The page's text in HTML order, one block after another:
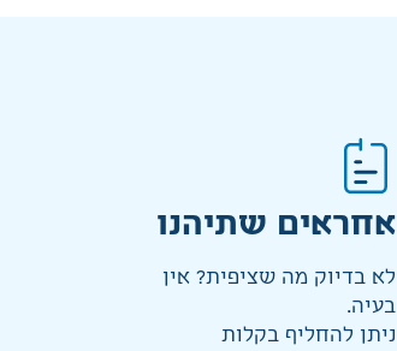
אחראים שתיהנו
לא בדיוק מה שציפית? אין
בעיה.
ניתן להחליף בקלות